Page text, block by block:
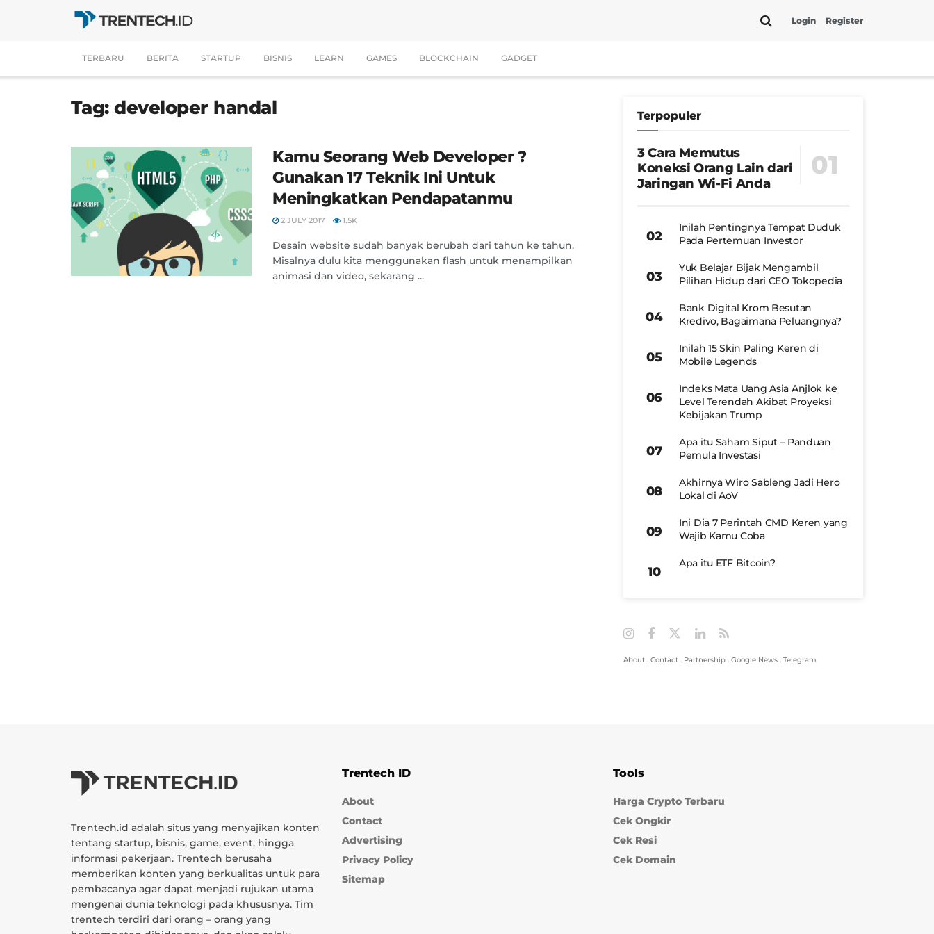
Login Register
TERBARU BERITA STARTUP BISNIS LEARN GAMES BLOCKCHAIN GADGET
Tag:developer handal
Kamu Seorang Web Developer ?
Gunakan 17 Teknik Ini Untuk
Meningkatkan Pendapatanmu
2 JULY 2017 1.5K
Desain website sudah banyak berubah dari tahun ke tahun.
Misalnya dulu kita menggunakan flash untuk menampilkan
animasi dan video, sekarang ...
Terpopuler
3 Cara Memutus
Koneksi Orang Lain dari
Jaringan Wi-Fi Anda
Inilah Pentingnya Tempat Duduk
Pada Pertemuan Investor
Yuk Belajar Bijak Mengambil
Pilihan Hidup dari CEO Tokopedia
Bank Digital Krom Besutan
Kredivo, Bagaimana Peluangnya?
Inilah 15 Skin Paling Keren di
Mobile Legends
Indeks Mata Uang Asia Anjlok ke
Level Terendah Akibat Proyeksi
Kebijakan Trump
Apa itu Saham Siput – Panduan
Pemula Investasi
Akhirnya Wiro Sableng Jadi Hero
Lokal di AoV
Ini Dia 7 Perintah CMD Keren yang
Wajib Kamu Coba
Apa itu ETF Bitcoin?
About . Contact . Partnership . Google News . Telegram
Trentech.id adalah situs yang menyajikan konten
tentang startup, bisnis, game, event, hingga
informasi pekerjaan. Trentech berusaha
memberikan konten yang berkualitas untuk para
pembacanya agar dapat menjadi rujukan utama
mengenai dunia teknologi pada khususnya. Tim
trentech terdiri dari orang – orang yang
Trentech ID
About
Contact
Advertising
Privacy Policy
Sitemap
Tools
Harga Crypto Terbaru
Cek Ongkir
Cek Resi
Cek Domain